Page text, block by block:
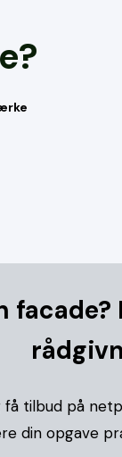
få tilbud på
din opgave